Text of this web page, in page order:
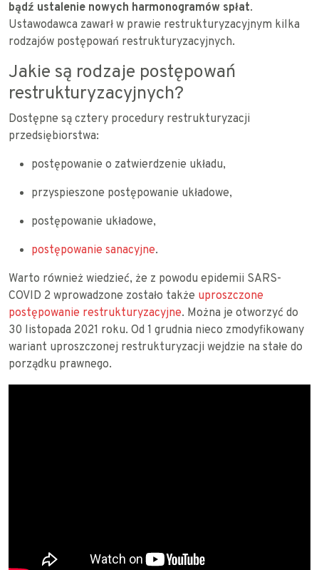
bądź ustalenie nowych harmonogramów spłat.
Ustawodawca zawarł w prawie restrukturyzacyjnym kilka
rodzajów postępowań restrukturyzacyjnych.
Jakie są rodzaje postępowań
restrukturyzacyjnych?
Dostępne są cztery procedury restrukturyzacji
przedsiębiorstwa:
postępowanie o zatwierdzenie układu,
przyspieszone postępowanie układowe,
postępowanie układowe,
postępowanie sanacyjne.
Warto również wiedzieć, że z powodu epidemii SARS-
COVID 2 wprowadzone zostało także uproszczone
postępowanie restrukturyzacyjne. Można je otworzyć do
30 listopada 2021 roku. Od 1 grudnia nieco zmodyfikowany
wariant uproszczonej restrukturyzacji wejdzie na stałe do
porządku prawnego.